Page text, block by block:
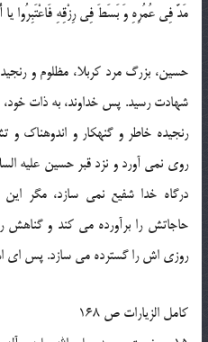
مَدَّ فِي عُمُرِهِ وَ بَسَطَ فِي رِزْقِهِ فَاعْتَبِرُوا يا
حسين، بزرگ مرد كربلا، مظلوم و
شهادت رسيد. پس خداوند، به ذات
رنجيده خاطر و گنهكار و اندوهناك
روى نمى آورد و نزد قبر حسين علیه
درگاه خدا شفيع نمى سازد، مگر
حاجاتش را برآورده مى كند و
روزى اش را گسترده مى سازد. پس اى
کامل الزیارات ص 168